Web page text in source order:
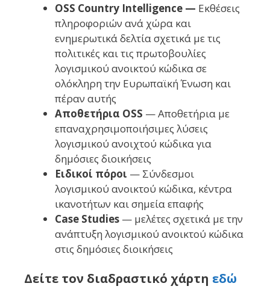
OSS Country Intelligence — Εκθέσεις
πληροφοριών ανά χώρα και
ενημερωτικά δελτία σχετικά με τις
πολιτικές και τις πρωτοβουλίες
λογισμικού ανοικτού κώδικα σε
ολόκληρη την Ευρωπαϊκή Ένωση και
πέραν αυτής
Αποθετήρια OSS — Αποθετήρια με
επαναχρησιμοποιήσιμες λύσεις
λογισμικού ανοιχτού κώδικα για
δημόσιες διοικήσεις
Ειδικοί πόροι — Σύνδεσμοι
λογισμικού ανοικτού κώδικα, κέντρα
ικανοτήτων και σημεία επαφής
Case Studies — μελέτες σχετικά με την
ανάπτυξη λογισμικού ανοικτού κώδικα
στις δημόσιες διοικήσεις
Δείτε τον διαδραστικό χάρτη εδώ